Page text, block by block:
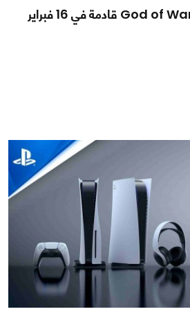
رسميًا| لعبة God of War: Laufey قادمة في 16 فبراير